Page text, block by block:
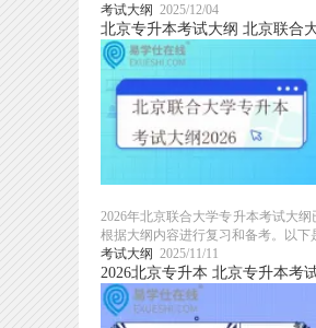
考试大纲 2025/12/04
北京专升本考试大纲 北京联合
2026年北京联合大学专升本考试大
根据大纲内容进行复习和备考。以下
考试大纲 2025/11/11
2026北京专升本 北京专升本考